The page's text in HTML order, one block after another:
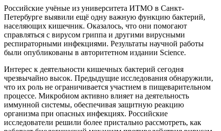
Российские учёные из университета ИТМО в Санкт-
Петербурге выявили ещё одну важную функцию бактерий,
населяющих кишечник. Оказалось, что они помогают
справляться с вирусом гриппа и другими вирусными
респираторными инфекциями. Результаты научной работы
были опубликованы в авторитетном издании Science.
Интерес к деятельности кишечных бактерий сегодня
чрезвычайно высок. Предыдущие исследования обнаружили,
что их роль не ограничивается участием в пищеварительном
процессе. Микробиом активно влияет на деятельность
иммунной системы, обеспечивая защитную реакцию
организма при опасных инфекциях. Российские
исследователи решили более пристально рассмотреть, как